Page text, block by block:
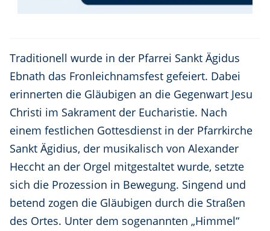
Traditionell wurde in der Pfarrei Sankt Ägidus
Ebnath das Fronleichnamsfest gefeiert. Dabei
erinnerten die Gläubigen an die Gegenwart Jesu
Christi im Sakrament der Eucharistie. Nach
einem festlichen Gottesdienst in der Pfarrkirche
Sankt Ägidius, der musikalisch von Alexander
Heccht an der Orgel mitgestaltet wurde, setzte
sich die Prozession in Bewegung. Singend und
betend zogen die Gläubigen durch die Straßen
des Ortes. Unter dem sogenannten „Himmel“